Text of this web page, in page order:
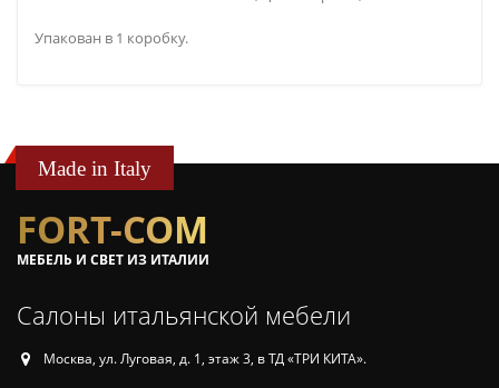
Упакован в 1 коробку.
Made in Italy
FORT-COM
МЕБЕЛЬ И СВЕТ ИЗ ИТАЛИИ
Салоны итальянской мебели
Москва, ул. Луговая, д. 1, этаж 3, в ТД «ТРИ КИТА».